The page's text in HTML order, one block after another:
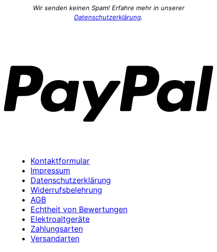
Wir senden keinen Spam! Erfahre mehr in unserer
Datenschutzerklärung.
Kontaktformular
Impressum
Datenschutzerklärung
Widerrufsbelehrung
AGB
Echtheit von Bewertungen
Elektroaltgeräte
Zahlungsarten
Versandarten